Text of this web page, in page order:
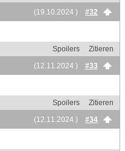
(19.10.2024 )
#32
Spoilers
Zitieren
(12.11.2024 )
#33
Spoilers
Zitieren
(12.11.2024 )
#34